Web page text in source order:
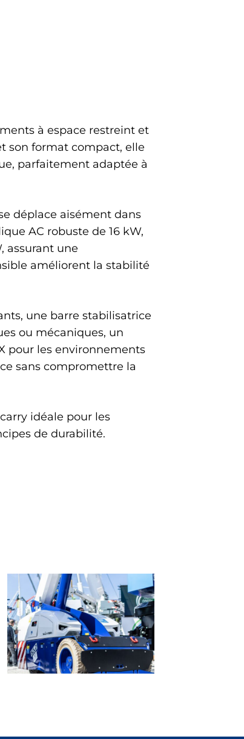
à espace restreint et
son format compact, elle
parfaitement adaptée à
déplace aisément dans
AC robuste de 16 kW,
assurant une
améliorent la stabilité
une barre stabilisatrice
ou mécaniques, un
pour les environnements
sans compromettre la
idéale pour les
de durabilité.